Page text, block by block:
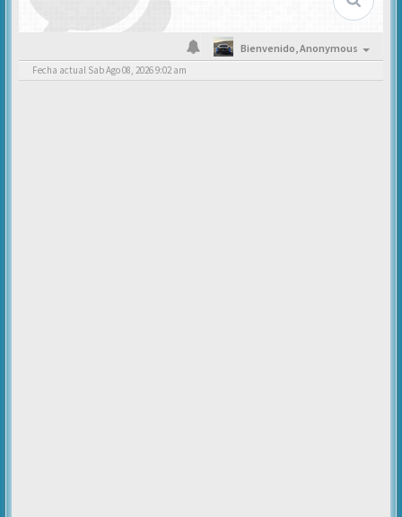
Bienvenido,Anonymous
Fecha actual Sab Ago 08, 2026 9:02 am